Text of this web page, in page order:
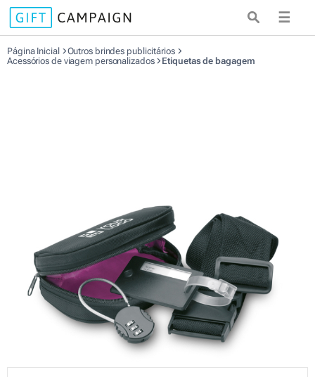
☰
Página Inicial
Outros brindes publicitários
Acessórios de viagem personalizados
Etiquetas de bagagem